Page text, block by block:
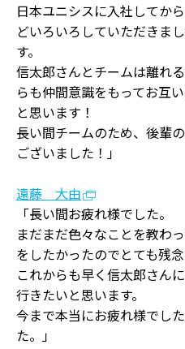
日本ユニシスに入社してか
どいろいろしていただきま
す。
信太郎さんとチームは離れ
らも仲間意識をもってお互
と思います！
長い間チームのため、後輩
ございました！」
遠藤 大由
「長い間お疲れ様でした。
まだまだ色々なことを教わ
をしたかったのでとても残
これからも早く信太郎さん
行きたいと思います。
今まで本当にお疲れ様でし
た。」